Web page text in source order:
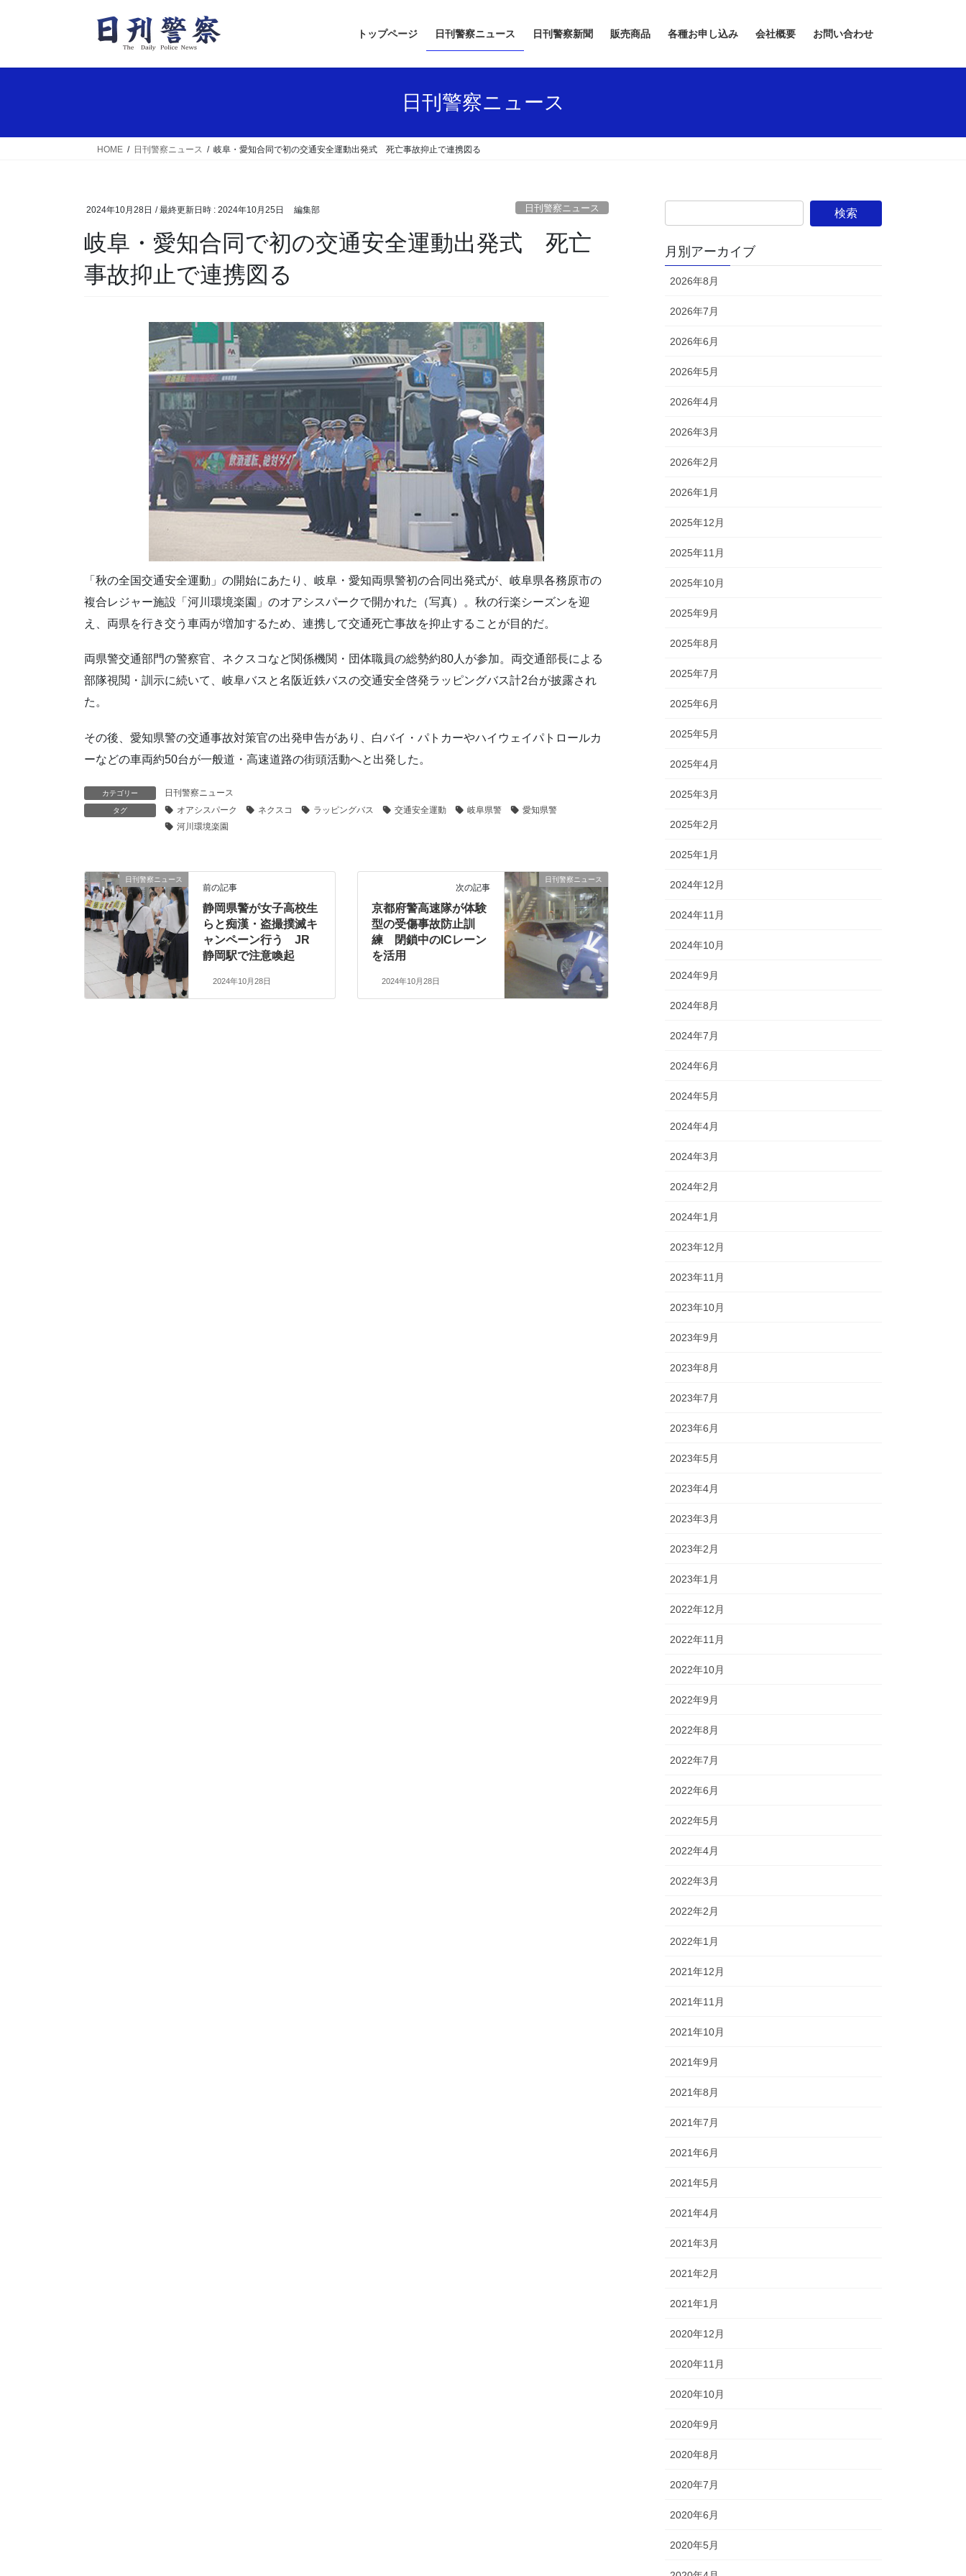
トップページ 日刊警察ニュース 日刊警察新聞 販売商品 各種お申し込み 会社概要 お問い合わせ
日刊警察ニュース
HOME 日刊警察ニュース 岐阜・愛知合同で初の交通安全運動出発式 死亡事故抑止で連携図る
2024年10月28日 / 最終更新日時 : 2024年10月25日 編集部 日刊警察ニュース
岐阜・愛知合同で初の交通安全運動出発式 死亡
事故抑止で連携図る
「秋の全国交通安全運動」の開始にあたり、岐阜・愛知両県警初の合同出発式が、岐阜県各務原市の
複合レジャー施設「河川環境楽園」のオアシスパークで開かれた（写真）。秋の行楽シーズンを迎
え、両県を行き交う車両が増加するため、連携して交通死亡事故を抑止することが目的だ。
両県警交通部門の警察官、ネクスコなど関係機関・団体職員の総勢約80人が参加。両交通部長による
部隊視閲・訓示に続いて、岐阜バスと名阪近鉄バスの交通安全啓発ラッピングバス計2台が披露され
た。
その後、愛知県警の交通事故対策官の出発申告があり、白バイ・パトカーやハイウェイパトロールカ
ーなどの車両約50台が一般道・高速道路の街頭活動へと出発した。
カテゴリー 日刊警察ニュース
タグ オアシスパーク ネクスコ ラッピングバス 交通安全運動 岐阜県警
愛知県警
河川環境楽園
日刊警察ニュース
前の記事
静岡県警が女子高校生
らと痴漢・盗撮撲滅キ
ャンペーン行う JR
静岡駅で注意喚起
2024年10月28日
日刊警察ニュース
次の記事
京都府警高速隊が体験
型の受傷事故防止訓
練 閉鎖中のICレーン
を活用
2024年10月28日
月別アーカイブ
2026年8月
2026年7月
2026年6月
2026年5月
2026年4月
2026年3月
2026年2月
2026年1月
2025年12月
2025年11月
2025年10月
2025年9月
2025年8月
2025年7月
2025年6月
2025年5月
2025年4月
2025年3月
2025年2月
2025年1月
2024年12月
2024年11月
2024年10月
2024年9月
2024年8月
2024年7月
2024年6月
2024年5月
2024年4月
2024年3月
2024年2月
2024年1月
2023年12月
2023年11月
2023年10月
2023年9月
2023年8月
2023年7月
2023年6月
2023年5月
2023年4月
2023年3月
2023年2月
2023年1月
2022年12月
2022年11月
2022年10月
2022年9月
2022年8月
2022年7月
2022年6月
2022年5月
2022年4月
2022年3月
2022年2月
2022年1月
2021年12月
2021年11月
2021年10月
2021年9月
2021年8月
2021年7月
2021年6月
2021年5月
2021年4月
2021年3月
2021年2月
2021年1月
2020年12月
2020年11月
2020年10月
2020年9月
2020年8月
2020年7月
2020年6月
2020年5月